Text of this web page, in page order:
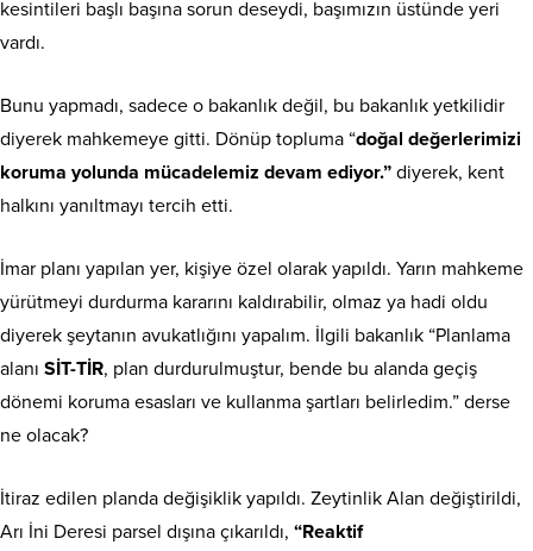
kesintileri başlı başına sorun deseydi, başımızın üstünde yeri
vardı.
Bunu yapmadı, sadece o bakanlık değil, bu bakanlık yetkilidir
diyerek mahkemeye gitti. Dönüp topluma “doğal değerlerimizi
koruma yolunda mücadelemiz devam ediyor.” diyerek, kent
halkını yanıltmayı tercih etti.
İmar planı yapılan yer, kişiye özel olarak yapıldı. Yarın mahkeme
yürütmeyi durdurma kararını kaldırabilir, olmaz ya hadi oldu
diyerek şeytanın avukatlığını yapalım. İlgili bakanlık “Planlama
alanı SİT-TİR, plan durdurulmuştur, bende bu alanda geçiş
dönemi koruma esasları ve kullanma şartları belirledim.” derse
ne olacak?
İtiraz edilen planda değişiklik yapıldı. Zeytinlik Alan değiştirildi,
Arı İni Deresi parsel dışına çıkarıldı, “Reaktif